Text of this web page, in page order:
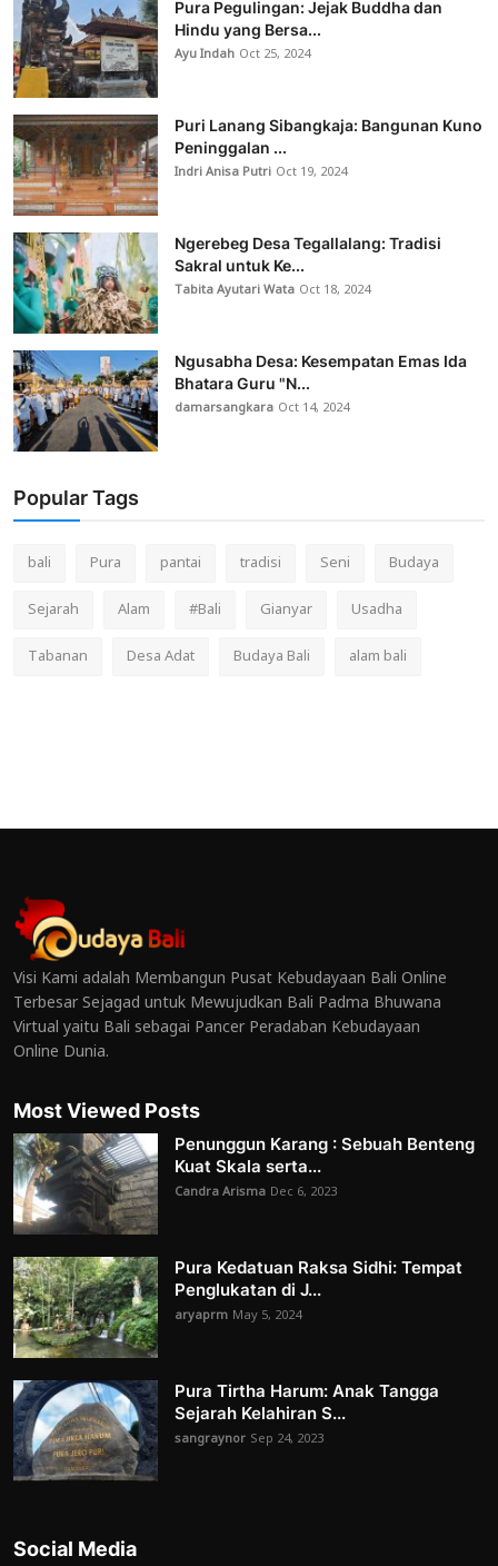
Pura Pegulingan: Jejak Buddha dan
Hindu yang Bersa...
Ayu Indah Oct 25, 2024
Puri Lanang Sibangkaja: Bangunan Kuno
Peninggalan ...
Indri Anisa Putri Oct 19, 2024
Ngerebeg Desa Tegallalang: Tradisi
Sakral untuk Ke...
Tabita Ayutari Wata Oct 18, 2024
Ngusabha Desa: Kesempatan Emas Ida
Bhatara Guru "N...
damarsangkara Oct 14, 2024
Popular Tags
bali Pura pantai tradisi Seni
Budaya
Sejarah
Alam #Bali Gianyar
Usadha
Tabanan
Desa Adat Budaya Bali alam bali
Visi Kami adalah Membangun Pusat Kebudayaan Bali Online
Terbesar Sejagad untuk Mewujudkan Bali Padma Bhuwana
Virtual yaitu Bali sebagai Pancer Peradaban Kebudayaan
Online Dunia.
Most Viewed Posts
Penunggun Karang : Sebuah Benteng
Kuat Skala serta...
Candra Arisma Dec 6, 2023
Pura Kedatuan Raksa Sidhi: Tempat
Penglukatan di J...
aryaprm May 5, 2024
Pura Tirtha Harum: Anak Tangga
Sejarah Kelahiran S...
sangraynor Sep 24, 2023
Social Media